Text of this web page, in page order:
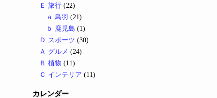
Ｅ 旅行 (22)
ａ 鳥羽 (21)
ｂ 鹿児島 (1)
Ｄ スポーツ (30)
Ａ グルメ (24)
Ｂ 植物 (11)
Ｃ インテリア (11)
カレンダー